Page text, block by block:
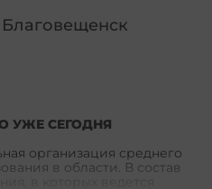
УЖЕ СЕГОДНЯ
организация среднего
в области. В состав